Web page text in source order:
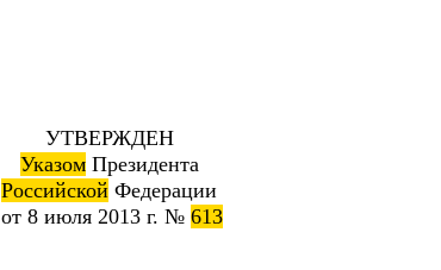
УТВЕРЖДЕН
УказомПрезидента
Российской Федерации
от 8 июля 2013 г. № 613